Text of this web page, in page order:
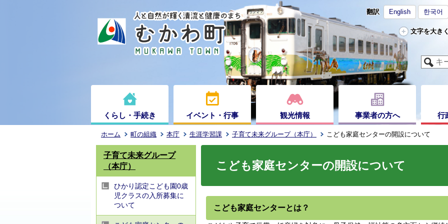
翻訳 English 한국어
文字を大き
くらし・手続き イベント・行事 観光情報 事業者の方へ 行
ホーム 町の組織 本庁 生涯学習課 子育て未来グループ（本庁） こども家庭センターの開設について
子育て未来グループ
（本庁）
ひかり認定こども園0歳
児クラスの入所募集に
ついて
こども家庭センターの開設について
こども家庭センターとは？